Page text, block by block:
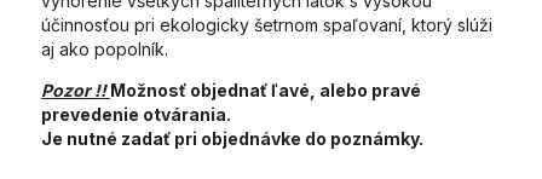
účinnosťou pri ekologicky šetrnom spaľovaní, ktorý slúži
aj ako popolník.
Pozor !!Možnosť objednať ľavé, alebo pravé
prevedenie otvárania.
Je nutné zadať pri objednávke do poznámky.